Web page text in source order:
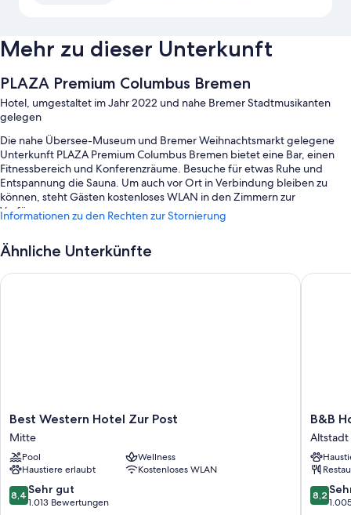
Mehr zu dieser Unterkunft
PLAZA Premium Columbus Bremen
Hotel, umgestaltet im Jahr 2022 und nahe Bremer Stadtmusikanten
gelegen
Die nahe Übersee-Museum und Bremer Weihnachtsmarkt gelegene
Unterkunft PLAZA Premium Columbus Bremen bietet eine Bar, einen
Fitnessbereich und Konferenzräume. Besuche für etwas Ruhe und
Entspannung die Sauna. Um auch vor Ort in Verbindung bleiben zu
können, steht Gästen kostenloses WLAN in den Zimmern zur
Verfügung.
Ein Frühstücksbuffet (gegen Aufpreis), Parken ohne Service
(kostenpflichtig) und Express-Check-out
Andere Komforts in den Zimmern sind unter anderem:
Recycling, LED-Glühbirnen und Bereitstellung umweltfreundlicher
Reinigungsmittel
Badezimmer mit unweltfreundlichen Kosmetikartikeln und
Haartrocknern
Informationen zu den Rechten zur Stornierung
Ähnliche Unterkünfte
Best
Western
Hotel
Zur
Post
Mitte
Best Western Hotel Zur Post
Mitte
Pool
Wellness
Haustiere erlaubt
Kostenloses WLAN
8.4
von
8,4 Sehr gut
1.013 Bewertungen
Best Western Hotel Zur Post
B&B
Hotel
Altstadt
Altstadt
Bremen
B&B
Altstadt
8.2
von
8,2
B&B